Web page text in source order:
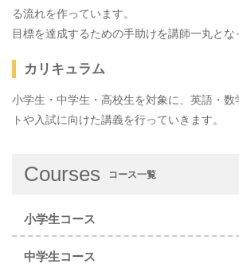
る流れを作っています。
目標を達成するための手助けを講師一丸とな
カリキュラム
小学生・中学生・高校生を対象に、英語・数
トや入試に向けた講義を行っていきます。
Courses コース一覧
小学生コース
中学生コース